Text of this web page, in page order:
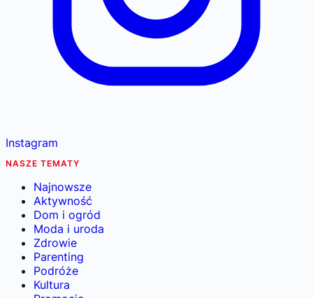
Instagram
NASZE TEMATY
Najnowsze
Aktywność
Dom i ogród
Moda i uroda
Zdrowie
Parenting
Podróże
Kultura